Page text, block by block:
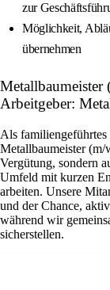
zur
Möglichkeit,
übernehmen
Arbeitgeber:
Als
Metallbaumeister (m/
Vergütung, sondern
Umfeld mit kurzen
arbeiten. Unsere
und der Chance,
während wir
sicherstellen.